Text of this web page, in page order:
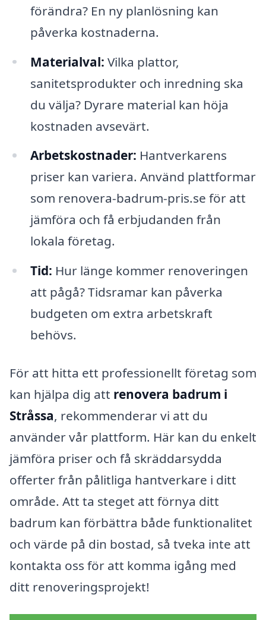
förändra? En ny planlösning kan
påverka kostnaderna.
Materialval: Vilka plattor,
sanitetsprodukter och inredning ska
du välja? Dyrare material kan höja
kostnaden avsevärt.
Arbetskostnader: Hantverkarens
priser kan variera. Använd plattformar
som renovera-badrum-pris.se för att
jämföra och få erbjudanden från
lokala företag.
Tid: Hur länge kommer renoveringen
att pågå? Tidsramar kan påverka
budgeten om extra arbetskraft
behövs.
För att hitta ett professionellt företag som
kan hjälpa dig att renovera badrum i
Stråssa, rekommenderar vi att du
använder vår plattform. Här kan du enkelt
jämföra priser och få skräddarsydda
offerter från pålitliga hantverkare i ditt
område. Att ta steget att förnya ditt
badrum kan förbättra både funktionalitet
och värde på din bostad, så tveka inte att
kontakta oss för att komma igång med
ditt renoveringsprojekt!